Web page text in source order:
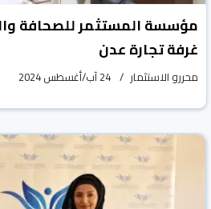
مؤسسة المستثمر للصحافة
غرفة تجارة عدن
محررو الاستثمار 24 آب/أغسطس 2024